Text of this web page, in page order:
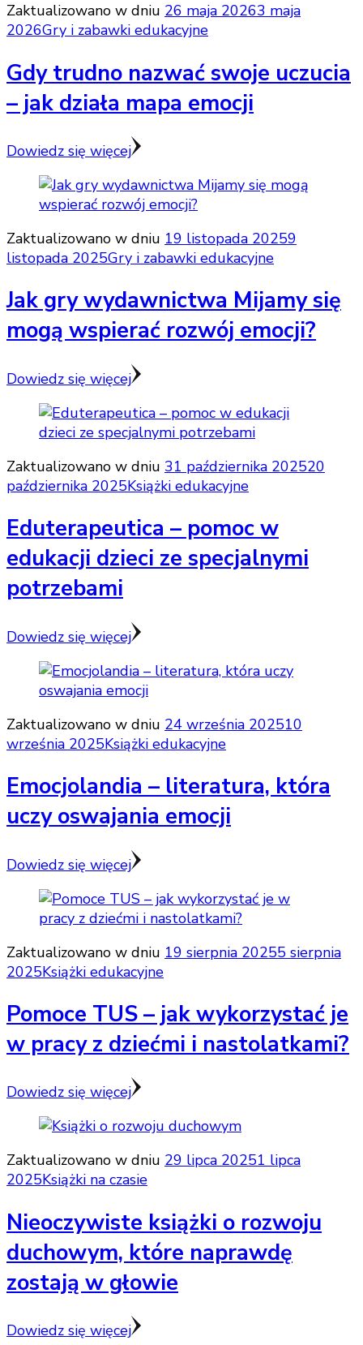
Zaktualizowano w dniu 26 maja 20263 maja
2026Gry i zabawki edukacyjne
Gdy trudno nazwać swoje uczucia
– jak działa mapa emocji
Dowiedz się więcej
Zaktualizowano w dniu 19 listopada 20259
listopada 2025Gry i zabawki edukacyjne
Jak gry wydawnictwa Mijamy się
mogą wspierać rozwój emocji?
Dowiedz się więcej
Zaktualizowano w dniu 31 października 202520
października 2025Książki edukacyjne
Eduterapeutica – pomoc w
edukacji dzieci ze specjalnymi
potrzebami
Dowiedz się więcej
Zaktualizowano w dniu 24 września 202510
września 2025Książki edukacyjne
Emocjolandia – literatura, która
uczy oswajania emocji
Dowiedz się więcej
Zaktualizowano w dniu 19 sierpnia 20255 sierpnia
2025Książki edukacyjne
Pomoce TUS – jak wykorzystać je
w pracy z dziećmi i nastolatkami?
Dowiedz się więcej
Zaktualizowano w dniu 29 lipca 20251 lipca
2025Książki na czasie
Nieoczywiste książki o rozwoju
duchowym, które naprawdę
zostają w głowie
Dowiedz się więcej